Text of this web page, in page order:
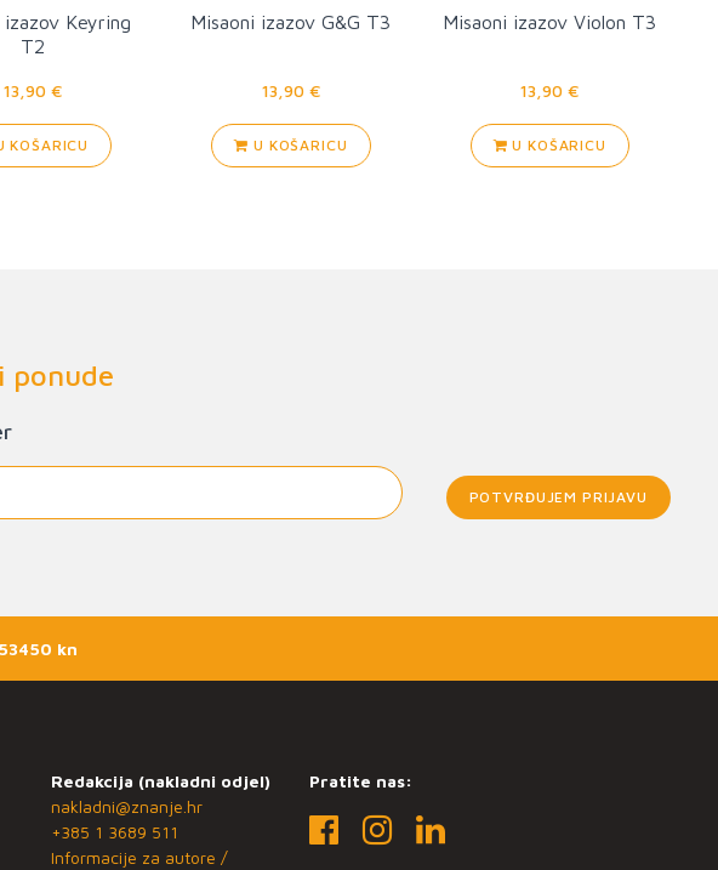
izazov Keyring
T2
13,90 €
KOŠARICU
Misaoni izazov G&G T3
13,90 €
U KOŠARICU
Misaoni izazov Violon T3
13,90 €
U KOŠARICU
ponude
POTVRĐUJEM PRIJAVU
kn
Redakcija (nakladni odjel)
nakladni@znanje.hr
+385 1 3689 511
Informacije za autore /
Pratite nas: